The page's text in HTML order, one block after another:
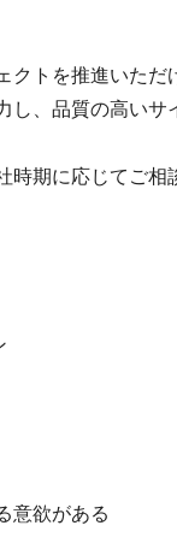
トを推進いただ
、品質の高いサ
時期に応じてご相
意欲がある